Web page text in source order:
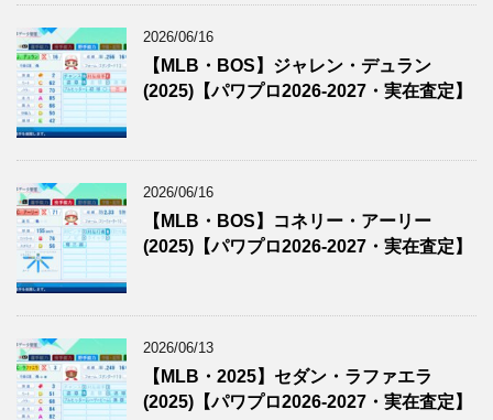
2026/06/16
【MLB・BOS】ジャレン・デュラン
(2025)【パワプロ2026-2027・実在査定】
2026/06/16
【MLB・BOS】コネリー・アーリー
(2025)【パワプロ2026-2027・実在査定】
2026/06/13
【MLB・2025】セダン・ラファエラ
(2025)【パワプロ2026-2027・実在査定】